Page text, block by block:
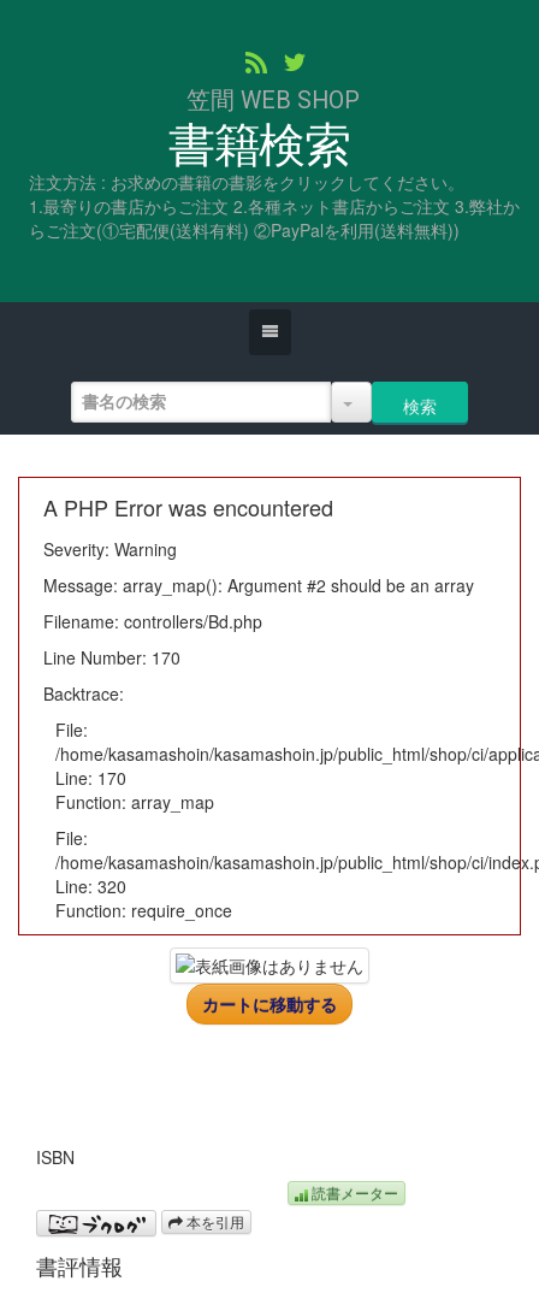
笠間 WEB SHOP
書籍検索
注文方法 : お求めの書籍の書影をクリックしてください。
1.最寄りの書店からご注文 2.各種ネット書店からご注文 3.弊社か
らご注文(①宅配便(送料有料) ②PayPalを利用(送料無料))
A PHP Error was encountered
Severity: Warning
Message: array_map(): Argument #2 should be an array
Filename: controllers/Bd.php
Line Number: 170
Backtrace:
File:
/home/kasamashoin/kasamashoin.jp/public_html/shop/ci/
Line: 170
Function: array_map
File:
/home/kasamashoin/kasamashoin.jp/public_html/shop/ci/
Line: 320
Function: require_once
カートに移動する
ISBN
読書メーター
本を引用
書評情報